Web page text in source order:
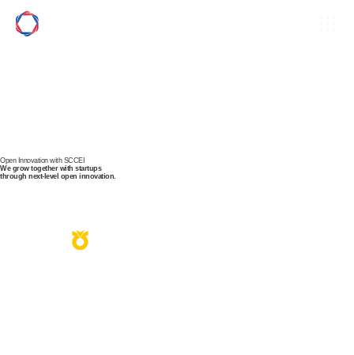
Open Innovation with SCCEI
We grow together with startups
through next-level open innovation.